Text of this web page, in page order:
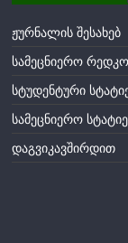
ჟურნალის შესახებ
სამეცნიერო
სტუდენტური
სამეცნიერო
დაგვიკავშირდით